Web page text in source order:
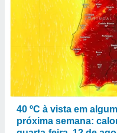
40 ºC à vista em
próxima semana: